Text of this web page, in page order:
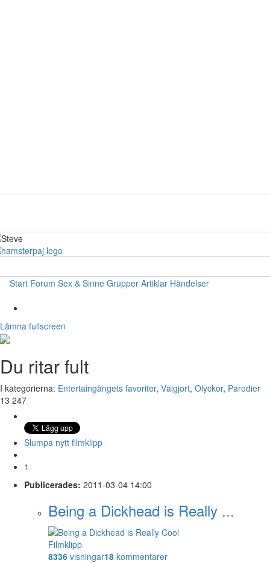
Start Forum Sex & Sinne Grupper Artiklar Händelser
Lämna fullscreen
Du ritar fult
I kategorierna: Entertaingängets favoriter, Välgjort, Olyckor, Parodier
13 247
Slumpa nytt filmklipp
1
Publicerades: 2011-03-04 14:00
Being a Dickhead is Really ...
Filmklipp
8336 visningar18 kommentarer